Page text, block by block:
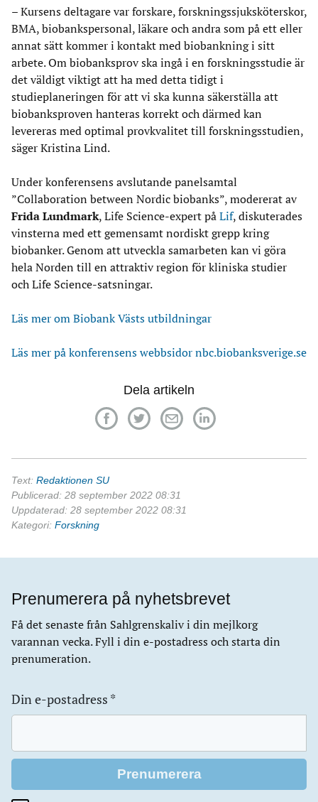
– Kursens deltagare var forskare, forskningssjuksköterskor,
BMA, biobankspersonal, läkare och andra som på ett eller
annat sätt kommer i kontakt med biobankning i sitt
arbete. Om biobanksprov ska ingå i en forskningsstudie är
det väldigt viktigt att ha med detta tidigt i
studieplaneringen för att vi ska kunna säkerställa att
biobanksproven hanteras korrekt och därmed kan
levereras med optimal provkvalitet till forskningsstudien,
säger Kristina Lind.
Under konferensens avslutande panelsamtal
”Collaboration between Nordic biobanks”, modererat av
Frida Lundmark, Life Science-expert på Lif, diskuterades
vinsterna med ett gemensamt nordiskt grepp kring
biobanker. Genom att utveckla samarbeten kan vi göra
hela Norden till en attraktiv region för kliniska studier
och Life Science-satsningar.
Läs mer om Biobank Västs utbildningar
Läs mer på konferensens webbsidor nbc.biobanksverige.se
Dela artikeln
Text: Redaktionen SU
Publicerad: 28 september 2022 08:31
Uppdaterad: 28 september 2022 08:31
Kategori: Forskning
Prenumerera på nyhetsbrevet
Få det senaste från Sahlgrenskaliv i din mejlkorg
varannan vecka. Fyll i din e-postadress och starta din
prenumeration.
Din e-postadress *